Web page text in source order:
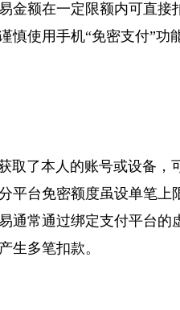
金额在一定限额内可直
慎使用手机“免密支付”
了本人的账号或设备，
平台免密额度虽设单笔
通常通过绑定支付平台
生多笔扣款。